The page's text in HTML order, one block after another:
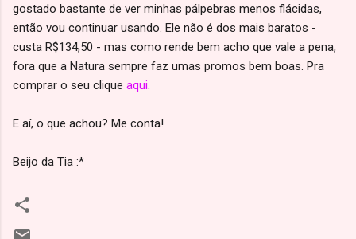
gostado bastante de ver minhas pálpebras menos flácidas,
então vou continuar usando. Ele não é dos mais baratos -
custa R$134,50 - mas como rende bem acho que vale a pena,
fora que a Natura sempre faz umas promos bem boas. Pra
comprar o seu clique aqui
E aí, o que achou? Me conta!
Beijo da Tia :*